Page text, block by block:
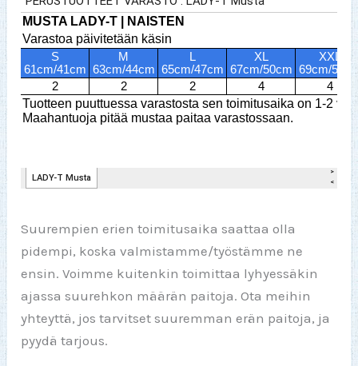
Suurempien erien toimitusaika saattaa olla
pidempi, koska valmistamme/työstämme ne
ensin. Voimme kuitenkin toimittaa lyhyessäkin
ajassa suurehkon määrän paitoja. Ota meihin
yhteyttä, jos tarvitset suuremman erän paitoja, ja
pyydä tarjous.